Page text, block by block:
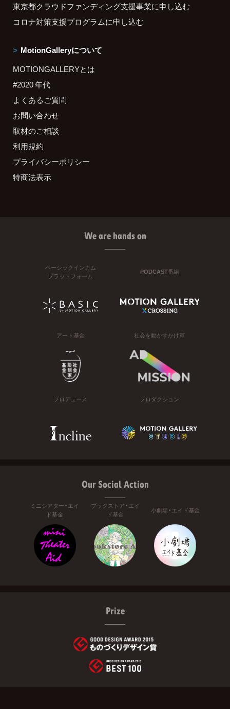
東京都クラウドファンディング支援事業に申し込む
コロナ対策支援プログラムに申し込む
MotionGalleryについて
MOTIONGALLERYとは
#2020 年代
よくあるご質問
お問い合わせ
取材のご相談
利用規約
プライバシーポリシー
特商法表示
We are hands on
ベーシックインカム
プラットフォーム
PODCAST番組
アート基金 社会を動かすかけ声
プロデュース プロダクション
Our Social Action
ミニシアター・エイ
ド基金
ブックストア・エイ
ド基金
小劇場・エイド基金
Prize